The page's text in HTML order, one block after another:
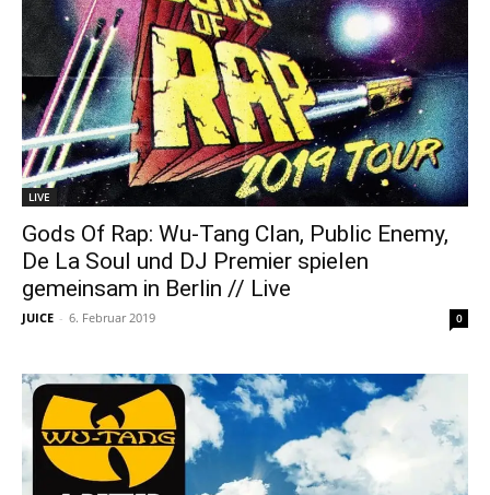
LIVE
Gods Of Rap: Wu-Tang Clan, Public Enemy,
De La Soul und DJ Premier spielen
gemeinsam in Berlin // Live
JUICE - 6. Februar 2019 0